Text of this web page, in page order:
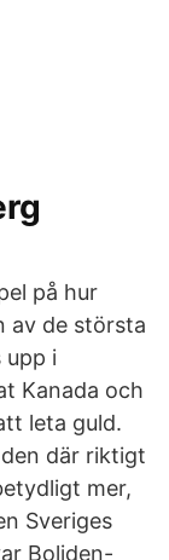
på hur
av de största
upp i
Kanada och
leta guld.
där riktigt
mer,
Sveriges
Boliden-